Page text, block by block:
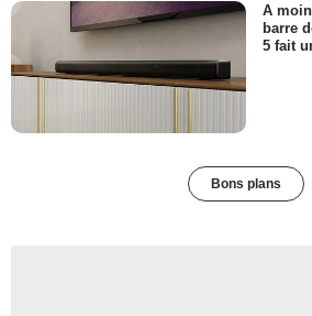
A
barre
5 fait
Bons plans